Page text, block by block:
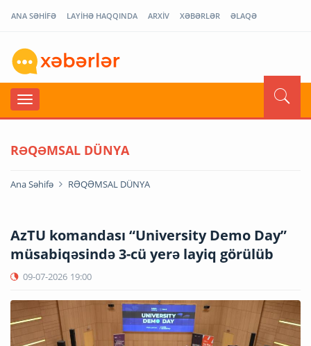
ANA SƏHİFƏ LAYİHƏ HAQQINDA ARXİV XƏBƏRLƏR ƏLAQƏ
RƏQƏMSAL DÜNYA
Ana Səhifə RƏQƏMSAL DÜNYA
AzTU komandası “University Demo Day”
müsabiqəsində 3-cü yerə layiq görülüb
09-07-2026 19:00